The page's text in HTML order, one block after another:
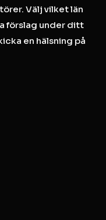
Välj vilket län
förslag under ditt
en hälsning på